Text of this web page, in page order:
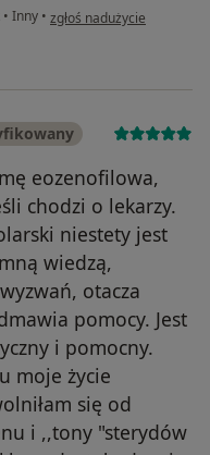
• Inny • w opinii użytkownika
zgłoś nadużycie
eozenofilowa,
chodzi o lekarzy.
niestety jest
wiedzą,
otacza
pomocy. Jest
i pomocny.
moje życie
się od
i ,,tony "sterydów